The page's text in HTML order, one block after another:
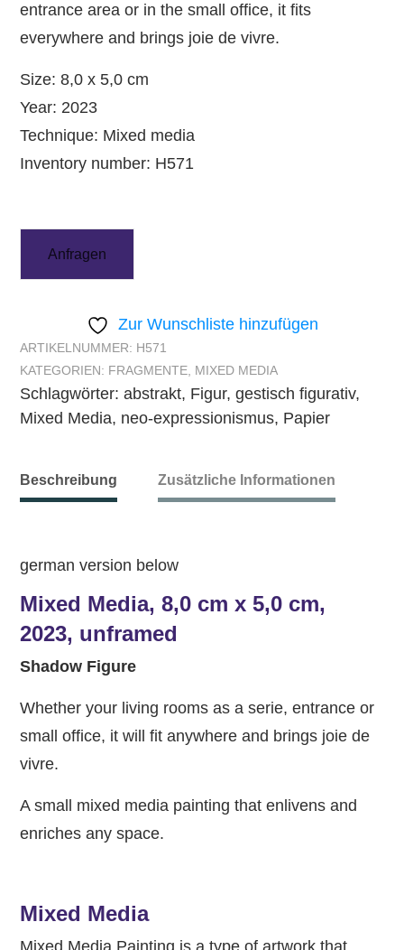
entrance area or in the small office, it fits
everywhere and brings joie de vivre.
Size: 8,0 x 5,0 cm
Year: 2023
Technique: Mixed media
Inventory number: H571
Anfragen
Zur Wunschliste hinzufügen
ARTIKELNUMMER: H571
KATEGORIEN: FRAGMENTE MIXED MEDIA
Schlagwörter: abstrakt, Figur, gestisch figurativ,
Mixed Media, neo-expressionismus, Papier
Beschreibung Zusätzliche Informationen
german version below
Mixed Media, 8,0 cm x 5,0 cm,
2023, unframed
Shadow Figure
Whether your living rooms as a serie, entrance or
small office, it will fit anywhere and brings joie de
vivre.
A small mixed media painting that enlivens and
enriches any space.
Mixed Media